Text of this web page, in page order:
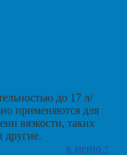
до 17 л/
применяются для
вязкости, таких
другие.
к меню ↑